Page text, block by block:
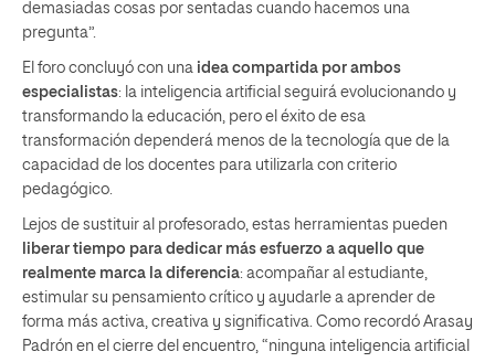
demasiadas cosas por sentadas cuando hacemos una
pregunta”.
El foro concluyó con una idea compartida por ambos
especialistas: la inteligencia artificial seguirá evolucionando y
transformando la educación, pero el éxito de esa
transformación dependerá menos de la tecnología que de la
capacidad de los docentes para utilizarla con criterio
pedagógico.
Lejos de sustituir al profesorado, estas herramientas pueden
liberar tiempo para dedicar más esfuerzo a aquello que
realmente marca la diferencia: acompañar al estudiante,
estimular su pensamiento crítico y ayudarle a aprender de
forma más activa, creativa y significativa. Como recordó Arasay
Padrón en el cierre del encuentro, “ninguna inteligencia artificial